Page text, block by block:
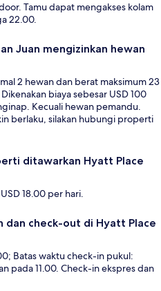
Tamu dapat mengakses kolam
22.00.
Juan mengizinkan hewan
2 hewan dan berat maksimum 23
biaya sebesar USD 100
Kecuali hewan pemandu.
berlaku, silakan hubungi properti
ditawarkan Hyatt Place
18.00 per hari.
dan check-out di Hyatt Place
Batas waktu check-in pukul:
pada 11.00. Check-in ekspres dan